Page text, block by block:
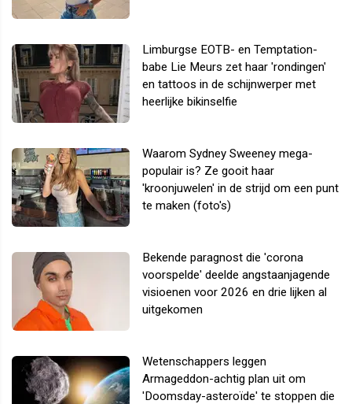
Limburgse EOTB- en Temptation-
babe Lie Meurs zet haar 'rondingen'
en tattoos in de schijnwerper met
heerlijke bikinselfie
Waarom Sydney Sweeney mega-
populair is? Ze gooit haar
'kroonjuwelen' in de strijd om een punt
te maken (foto's)
Bekende paragnost die 'corona
voorspelde' deelde angstaanjagende
visioenen voor 2026 en drie lijken al
uitgekomen
Wetenschappers leggen
Armageddon-achtig plan uit om
'Doomsday-asteroïde' te stoppen die